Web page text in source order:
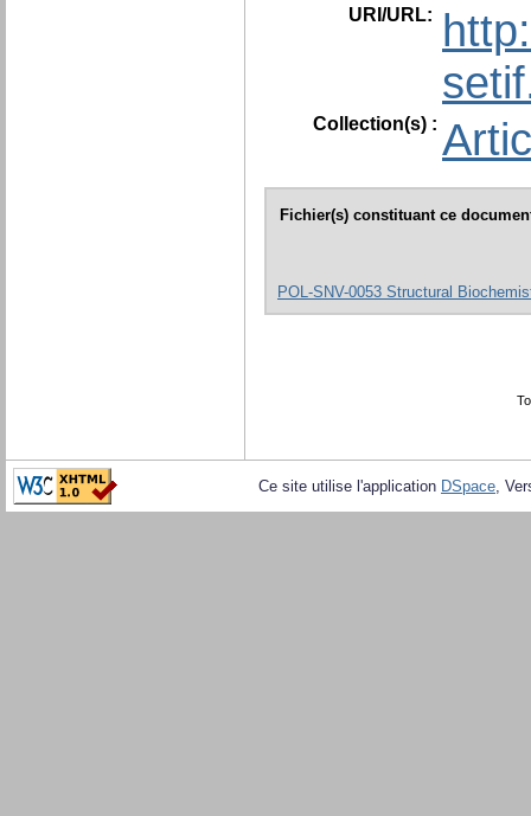
URI/URL:
Collection(s) :
Fichier(s) constituant ce
POL-SNV-0053 Structural
Ce site utilise l'application DSpace,